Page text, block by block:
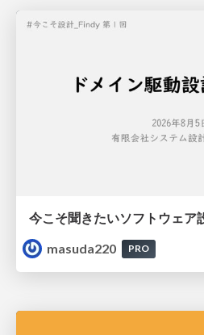
masuda220
PRO